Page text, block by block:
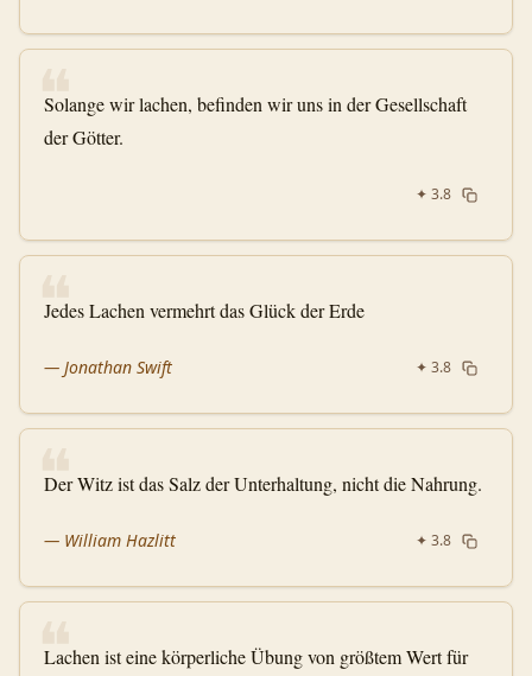
❝
Solange wir lachen, befinden wir uns in der Gesellschaft
der Götter.
✦ 3.8
❝
Jedes Lachen vermehrt das Glück der Erde
— Jonathan Swift ✦ 3.8
❝
Der Witz ist das Salz der Unterhaltung, nicht die Nahrung.
— William Hazlitt ✦ 3.8
❝
Lachen ist eine körperliche Übung von größtem Wert für